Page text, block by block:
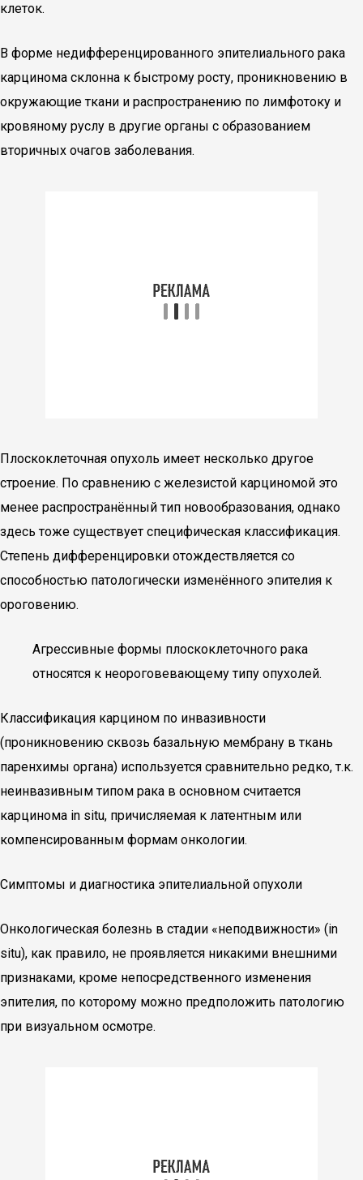
клеток.
В форме недифференцированного эпителиального рака
карцинома склонна к быстрому росту, проникновению в
окружающие ткани и распространению по лимфотоку и
кровяному руслу в другие органы с образованием
вторичных очагов заболевания.
Плоскоклеточная опухоль имеет несколько другое
строение. По сравнению с железистой карциномой это
менее распространённый тип новообразования, однако
здесь тоже существует специфическая классификация.
Степень дифференцировки отождествляется со
способностью патологически изменённого эпителия к
ороговению.
Агрессивные формы плоскоклеточного рака
относятся к неороговевающему типу опухолей.
Классификация карцином по инвазивности
(проникновению сквозь базальную мембрану в ткань
паренхимы органа) используется сравнительно редко, т.к.
неинвазивным типом рака в основном считается
карцинома in situ, причисляемая к латентным или
компенсированным формам онкологии.
Симптомы и диагностика эпителиальной опухоли
Онкологическая болезнь в стадии «неподвижности» (in
situ), как правило, не проявляется никакими внешними
признаками, кроме непосредственного изменения
эпителия, по которому можно предположить патологию
при визуальном осмотре.